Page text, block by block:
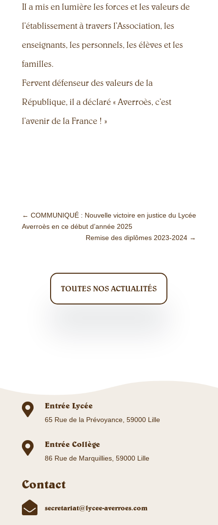
Il a mis en lumière les forces et les valeurs de
l’établissement à travers l’Association, les
enseignants, les personnels, les élèves et les
familles.
Fervent défenseur des valeurs de la
République, il a déclaré « Averroès, c’est
l’avenir de la France ! »
← COMMUNIQUÉ : Nouvelle victoire en justice du Lycée
Averroès en ce début d’année 2025
Remise des diplômes 2023-2024 →
TOUTES NOS ACTUALITÉS
 Entrée Lycée
65 Rue de la Prévoyance, 59000 Lille
 Entrée Collège
86 Rue de Marquillies, 59000 Lille
Contact
 secretariat@lycee-averroes.com